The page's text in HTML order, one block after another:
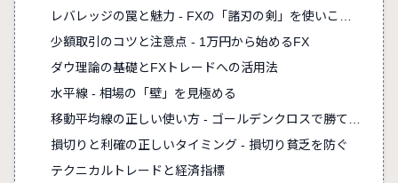
少額取引のコツと注意点 - 1万円から始めるFX
ダウ理論の基礎とFXトレードへの活用法
水平線 - 相場の「壁」を見極める
損切りと利確の正しいタイミング - 損切り貧乏を防ぐ
テクニカルトレードと経済指標